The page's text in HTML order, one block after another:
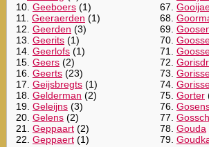
10. Geeboers (1)
11. Geeraerden (1)
12. Geerden (3)
13. Geerits (1)
14. Geerlofs (1)
15. Geers (2)
16. Geerts (23)
17. Geijsbregts (1)
18. Gelderman (2)
19. Geleijns (3)
20. Gelens (2)
21. Geppaart (2)
22. Geppaert (1)
67.
68.
69.
70.
71.
72. Gorisdr.
73.
74.
75. Gorter
76.
77.
78. Gouda
79.